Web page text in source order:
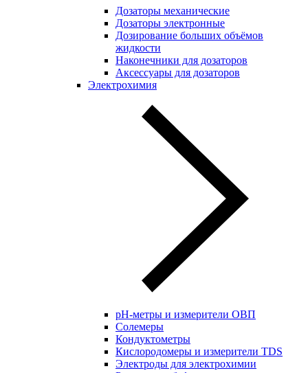
Дозаторы механические
Дозаторы электронные
Дозирование больших объёмов
жидкости
Наконечники для дозаторов
Аксессуары для дозаторов
Электрохимия
pH-метры и измерители ОВП
Солемеры
Кондуктометры
Кислородомеры и измерители TDS
Электроды для электрохимии